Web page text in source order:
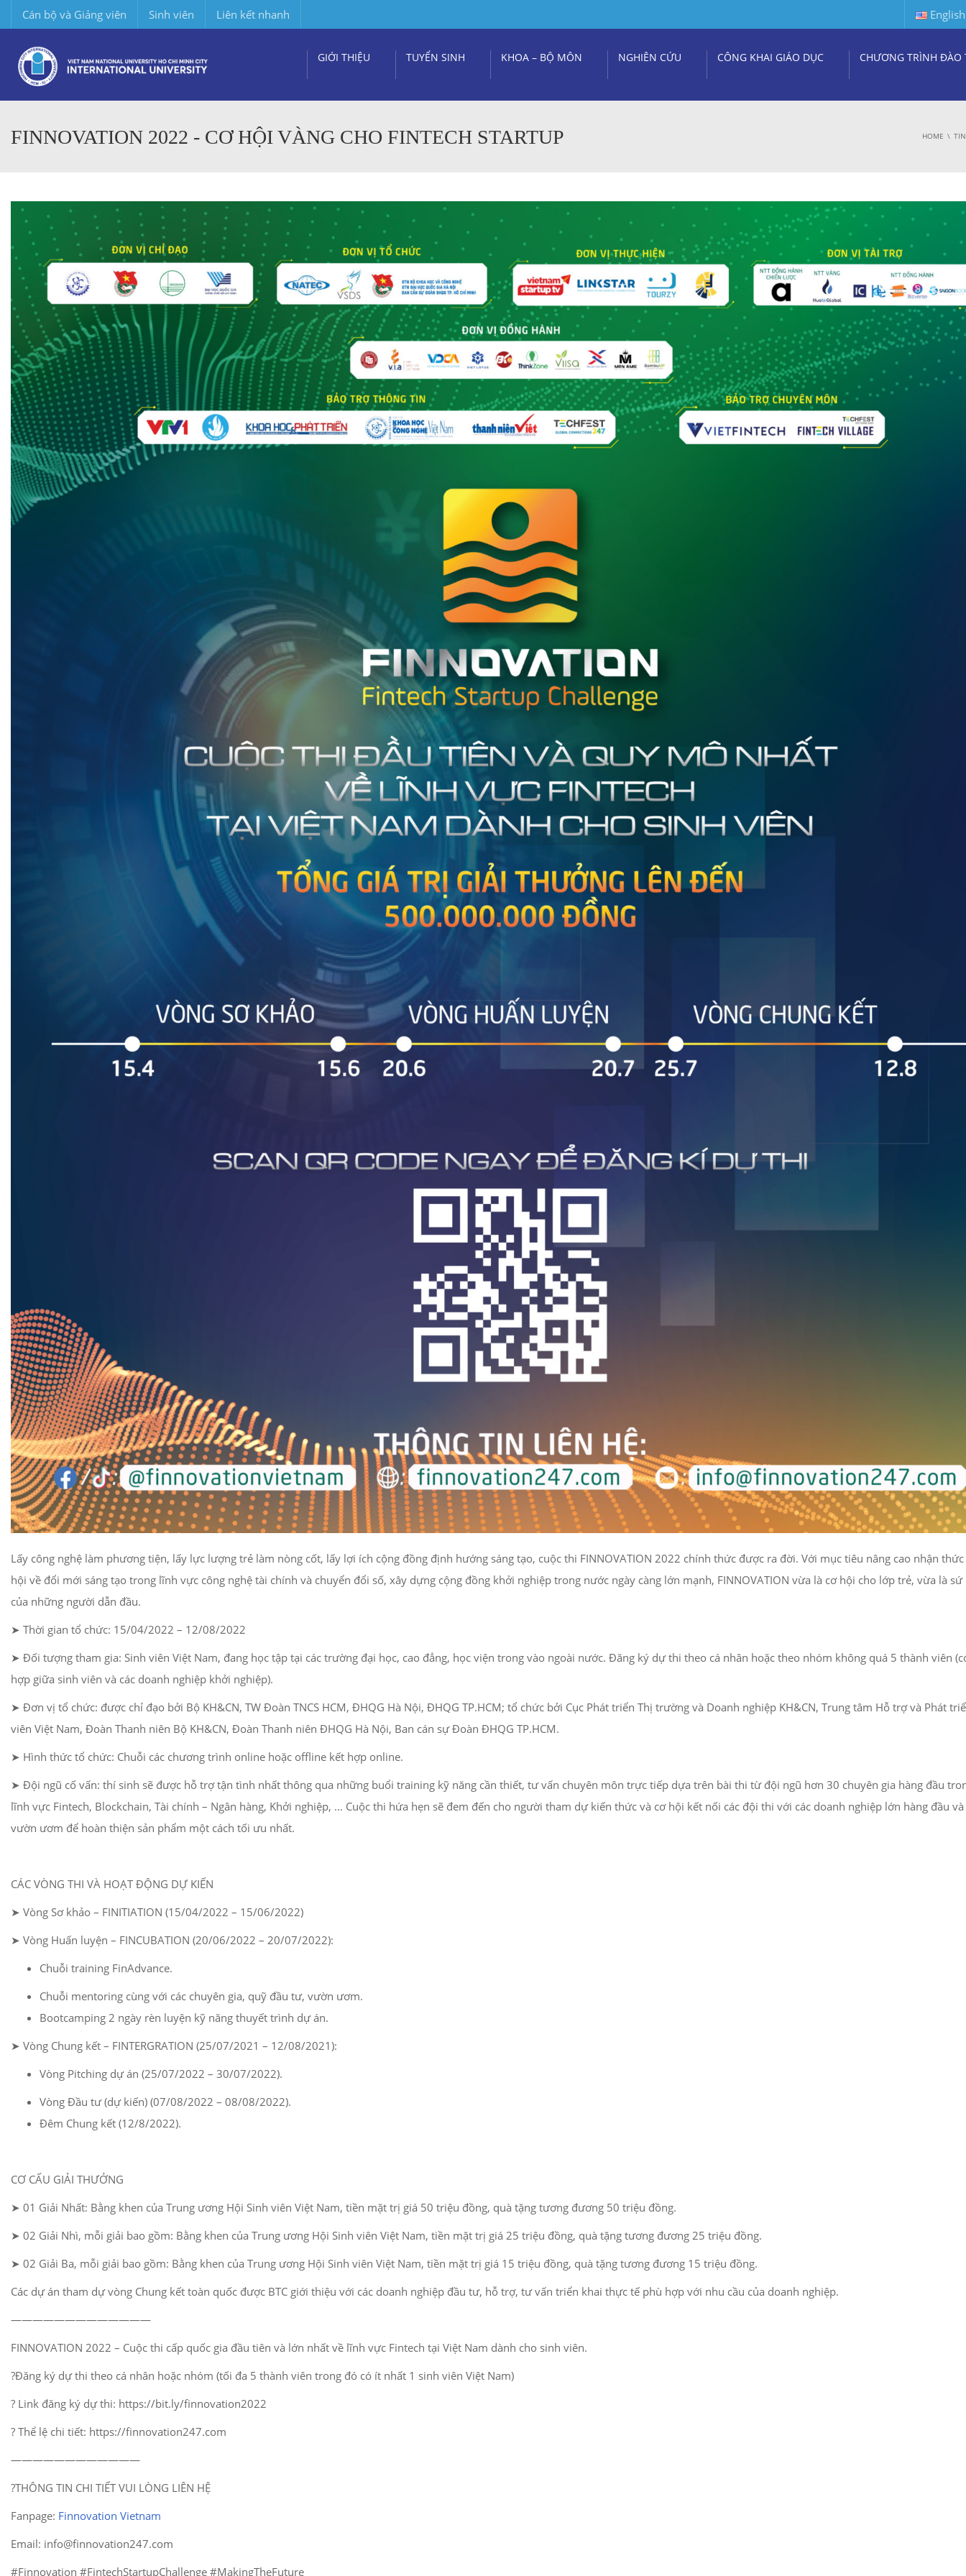
Cán bộ và Giảng viên Sinh viên Liên kết nhanh English
GIỚI THIỆU TUYỂN SINH KHOA – BỘ MÔN NGHIÊN CỨU CÔNG KHAI GIÁO DỤC CHƯƠNG TRÌNH ĐÀO
FINNOVATION 2022 - CƠ HỘI VÀNG CHO FINTECH STARTUP HOME
Lấy công nghệ làm phương tiện, lấy lực lượng trẻ làm nòng cốt, lấy lợi ích cộng đồng định hướng sáng tạo, cuộc thi FINNOVATION 2022 chính thức được ra đời. Với mục tiêu nâng cao nhận thức
hội về đổi mới sáng tạo trong lĩnh vực công nghệ tài chính và chuyển đổi số, xây dựng cộng đồng khởi nghiệp trong nước ngày càng lớn mạnh, FINNOVATION vừa là cơ hội cho lớp trẻ, vừa là sứ
của những người dẫn đầu.
➤ Thời gian tổ chức: 15/04/2022 – 12/08/2022
➤ Đối tượng tham gia: Sinh viên Việt Nam, đang học tập tại các trường đại học, cao đẳng, học viện trong vào ngoài nước. Đăng ký dự thi theo cá nhân hoặc theo nhóm không quá 5 thành viên
hợp giữa sinh viên và các doanh nghiệp khởi nghiệp).
➤ Đơn vị tổ chức: được chỉ đạo bởi Bộ KH&CN, TW Đoàn TNCS HCM, ĐHQG Hà Nội, ĐHQG TP.HCM; tổ chức bởi Cục Phát triển Thị trường và Doanh nghiệp KH&CN, Trung tâm Hỗ trợ và Phát
viên Việt Nam, Đoàn Thanh niên Bộ KH&CN, Đoàn Thanh niên ĐHQG Hà Nội, Ban cán sự Đoàn ĐHQG TP.HCM.
➤ Hình thức tổ chức: Chuỗi các chương trình online hoặc offline kết hợp online.
➤ Đội ngũ cố vấn: thí sinh sẽ được hỗ trợ tận tình nhất thông qua những buổi training kỹ năng cần thiết, tư vấn chuyên môn trực tiếp dựa trên bài thi từ đội ngũ hơn 30 chuyên gia hàng đầu
lĩnh vực Fintech, Blockchain, Tài chính – Ngân hàng, Khởi nghiệp, … Cuộc thi hứa hẹn sẽ đem đến cho người tham dự kiến thức và cơ hội kết nối các đội thi với các doanh nghiệp lớn hàng đầu và
vườn ươm để hoàn thiện sản phẩm một cách tối ưu nhất.
CÁC VÒNG THI VÀ HOẠT ĐỘNG DỰ KIẾN
➤ Vòng Sơ khảo – FINITIATION (15/04/2022 – 15/06/2022)
➤ Vòng Huấn luyện – FINCUBATION (20/06/2022 – 20/07/2022):
Chuỗi training FinAdvance.
Chuỗi mentoring cùng với các chuyên gia, quỹ đầu tư, vườn ươm.
Bootcamping 2 ngày rèn luyện kỹ năng thuyết trình dự án.
➤ Vòng Chung kết – FINTERGRATION (25/07/2021 – 12/08/2021):
Vòng Pitching dự án (25/07/2022 – 30/07/2022).
Vòng Đầu tư (dự kiến) (07/08/2022 – 08/08/2022).
Đêm Chung kết (12/8/2022).
CƠ CẤU GIẢI THƯỞNG
➤ 01 Giải Nhất: Bằng khen của Trung ương Hội Sinh viên Việt Nam, tiền mặt trị giá 50 triệu đồng, quà tặng tương đương 50 triệu đồng.
➤ 02 Giải Nhì, mỗi giải bao gồm: Bằng khen của Trung ương Hội Sinh viên Việt Nam, tiền mặt trị giá 25 triệu đồng, quà tặng tương đương 25 triệu đồng.
➤ 02 Giải Ba, mỗi giải bao gồm: Bằng khen của Trung ương Hội Sinh viên Việt Nam, tiền mặt trị giá 15 triệu đồng, quà tặng tương đương 15 triệu đồng.
Các dự án tham dự vòng Chung kết toàn quốc được BTC giới thiệu với các doanh nghiệp đầu tư, hỗ trợ, tư vấn triển khai thực tế phù hợp với nhu cầu của doanh nghiệp.
—————————————
FINNOVATION 2022 – Cuộc thi cấp quốc gia đầu tiên và lớn nhất về lĩnh vực Fintech tại Việt Nam dành cho sinh viên.
?Đăng ký dự thi theo cá nhân hoặc nhóm (tối đa 5 thành viên trong đó có ít nhất 1 sinh viên Việt Nam)
? Link đăng ký dự thi: https://bit.ly/finnovation2022
? Thể lệ chi tiết: https://finnovation247.com
————————————
?THÔNG TIN CHI TIẾT VUI LÒNG LIÊN HỆ
Fanpage: Finnovation Vietnam
Email: info@finnovation247.com
#Finnovation #FintechStartupChallenge #MakingTheFuture